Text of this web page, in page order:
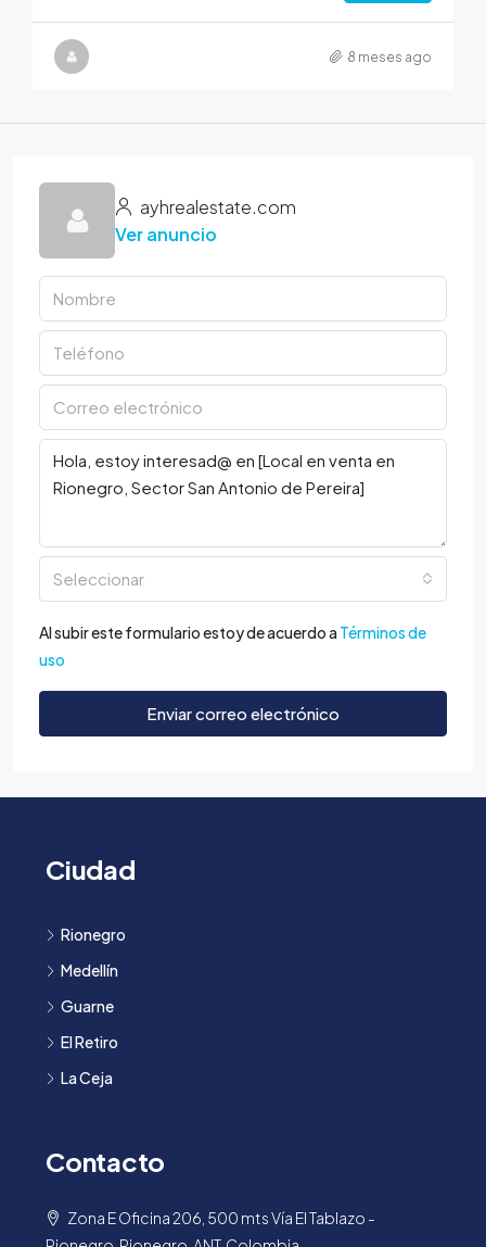
8 meses ago
ayhrealestate.com
Ver anuncio
Seleccionar
Al subir este formulario estoy de acuerdo a Términos de
uso
Enviar correo electrónico
Ciudad
Rionegro
Medellín
Guarne
El Retiro
La Ceja
Contacto
Zona E Oficina 206, 500 mts Vía El Tablazo -